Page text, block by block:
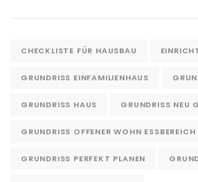
CHECKLISTE FÜR HAUSBAU
GRUNDRISS EINFAMILIENHAUS
GRUNDRISS HAUS GRUNDRISS NEU
GRUNDRISS OFFENER WOHN ESSBEREICH
GRUNDRISS PERFEKT PLANEN